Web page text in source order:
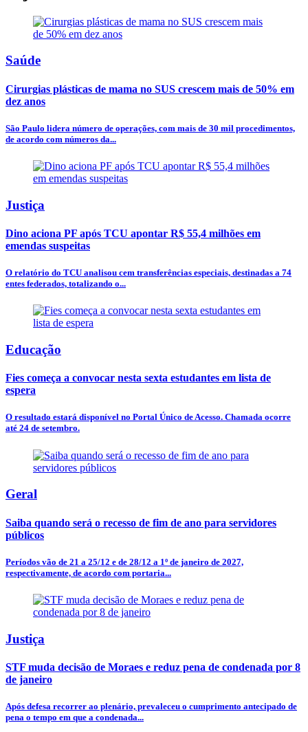
Saúde
Cirurgias plásticas de mama no SUS crescem mais de 50% em
dez anos
São Paulo lidera número de operações, com mais de 30 mil procedimentos,
de acordo com números da...
Justiça
Dino aciona PF após TCU apontar R$ 55,4 milhões em
emendas suspeitas
O relatório do TCU analisou cem transferências especiais, destinadas a 74
entes federados, totalizando o...
Educação
Fies começa a convocar nesta sexta estudantes em lista de
espera
O resultado estará disponível no Portal Único de Acesso. Chamada ocorre
até 24 de setembro.
Geral
Saiba quando será o recesso de fim de ano para servidores
públicos
Períodos vão de 21 a 25/12 e de 28/12 a 1º de janeiro de 2027,
respectivamente, de acordo com portaria...
Justiça
STF muda decisão de Moraes e reduz pena de condenada por 8
de janeiro
Após defesa recorrer ao plenário, prevaleceu o cumprimento antecipado de
pena o tempo em que a condenada...